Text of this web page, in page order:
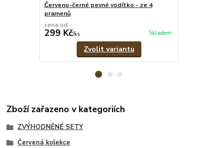
Červeno-černé pevné vodítko - ze 4
pramenů
cena od
299 Kč/ks Skladem
Zvolit variantu
Zboží zařazeno v kategoriích
ZVÝHODNĚNÉ SETY
Červená kolekce